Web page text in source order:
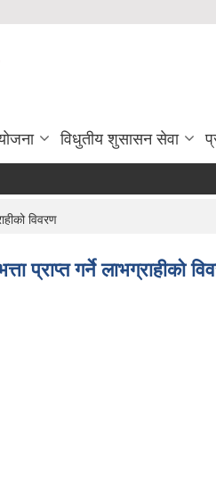
विधुतीय शुसासन सेवा
विवरण
प्राप्त गर्ने लाभग्राहीको